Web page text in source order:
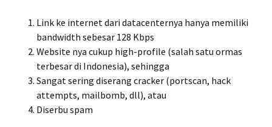
Link ke internet dari datacenternya hanya memiliki
bandwidth sebesar 128 Kbps
Website nya cukup high-profile (salah satu ormas
terbesar di Indonesia), sehingga
Sangat sering diserang cracker (portscan, hack
attempts, mailbomb, dll), atau
Diserbu spam